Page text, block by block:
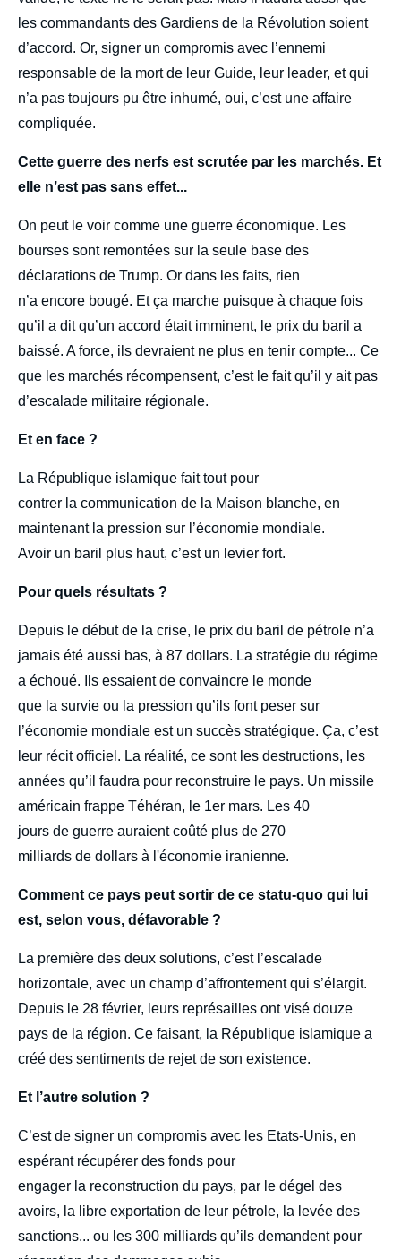
les commandants des Gardiens de la Révolution soient
d’accord. Or, signer un compromis avec l’ennemi
responsable de la mort de leur Guide, leur leader, et qui
n’a pas toujours pu être inhumé, oui, c’est une affaire
compliquée.
Cette guerre des nerfs est scrutée par les marchés. Et
elle n’est pas sans effet...
On peut le voir comme une guerre économique. Les
bourses sont remontées sur la seule base des
déclarations de Trump. Or dans les faits, rien
n’a encore bougé. Et ça marche puisque à chaque fois
qu’il a dit qu’un accord était imminent, le prix du baril a
baissé. A force, ils devraient ne plus en tenir compte... Ce
que les marchés récompensent, c’est le fait qu’il y ait pas
d’escalade militaire régionale.
Et en face ?
La République islamique fait tout pour
contrer la communication de la Maison blanche, en
maintenant la pression sur l’économie mondiale.
Avoir un baril plus haut, c’est un levier fort.
Pour quels résultats ?
Depuis le début de la crise, le prix du baril de pétrole n’a
jamais été aussi bas, à 87 dollars. La stratégie du régime
a échoué. Ils essaient de convaincre le monde
que la survie ou la pression qu’ils font peser sur
l’économie mondiale est un succès stratégique. Ça, c’est
leur récit officiel. La réalité, ce sont les destructions, les
années qu’il faudra pour reconstruire le pays. Un missile
américain frappe Téhéran, le 1er mars. Les 40
jours de guerre auraient coûté plus de 270
milliards de dollars à l'économie iranienne.
Comment ce pays peut sortir de ce statu-quo qui lui
est, selon vous, défavorable ?
La première des deux solutions, c’est l’escalade
horizontale, avec un champ d’affrontement qui s’élargit.
Depuis le 28 février, leurs représailles ont visé douze
pays de la région. Ce faisant, la République islamique a
créé des sentiments de rejet de son existence.
Et l’autre solution ?
C’est de signer un compromis avec les Etats-Unis, en
espérant récupérer des fonds pour
engager la reconstruction du pays, par le dégel des
avoirs, la libre exportation de leur pétrole, la levée des
sanctions... ou les 300 milliards qu’ils demandent pour